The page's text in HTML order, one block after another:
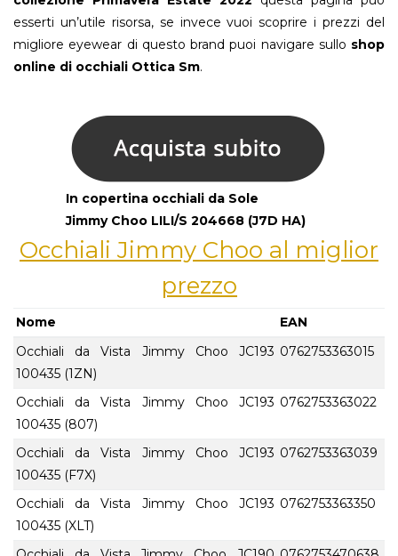
esserti un’utile risorsa, se invece vuoi scoprire i prezzi del
migliore eyewear di questo brand puoi navigare sullo shop
online di occhiali Ottica Sm.
In copertina occhiali da Sole
Jimmy Choo LILI/S 204668 (J7D HA)
Occhiali Jimmy Choo al miglior
prezzo
Nome
EAN
Occhiali da Vista Jimmy Choo JC193
100435 (1ZN)
0762753363015
Occhiali da Vista Jimmy Choo JC193
100435 (807)
0762753363022
Occhiali da Vista Jimmy Choo JC193
100435 (F7X)
0762753363039
Occhiali da Vista Jimmy Choo JC193
100435 (XLT)
0762753363350